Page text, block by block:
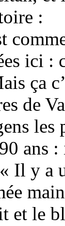
:
ici :
ça
de
ans :
Il y a
et le